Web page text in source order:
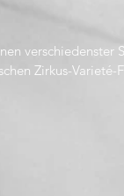
verschiedenster
Zirkus-Varieté-